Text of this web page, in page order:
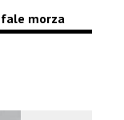
fale morza